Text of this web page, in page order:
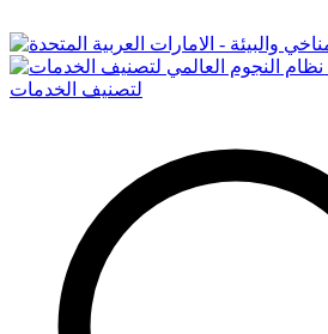
لتصنيف الخدمات